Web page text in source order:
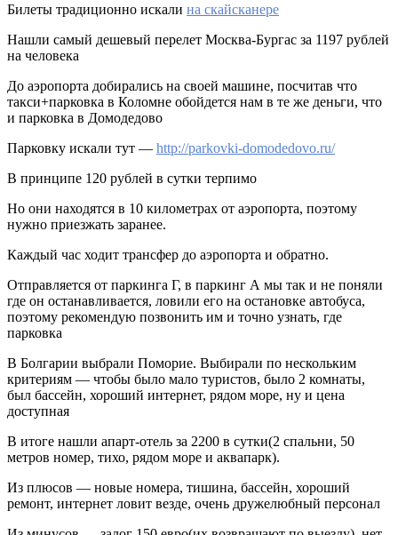
Билеты традиционно искали на скайсканере
Нашли самый дешевый перелет Москва-Бургас за 1197 рублей
на человека
До аэропорта добирались на своей машине, посчитав что
такси+парковка в Коломне обойдется нам в те же деньги, что
и парковка в Домодедово
Парковку искали тут — http://parkovki-domodedovo.ru/
В принципе 120 рублей в сутки терпимо
Но они находятся в 10 километрах от аэропорта, поэтому
нужно приезжать заранее.
Каждый час ходит трансфер до аэропорта и обратно.
Отправляется от паркинга Г, в паркинг А мы так и не поняли
где он останавливается, ловили его на остановке автобуса,
поэтому рекомендую позвонить им и точно узнать, где
парковка
В Болгарии выбрали Поморие. Выбирали по нескольким
критериям — чтобы было мало туристов, было 2 комнаты,
был бассейн, хороший интернет, рядом море, ну и цена
доступная
В итоге нашли апарт-отель за 2200 в сутки(2 спальни, 50
метров номер, тихо, рядом море и аквапарк).
Из плюсов — новые номера, тишина, бассейн, хороший
ремонт, интернет ловит везде, очень дружелюбный персонал